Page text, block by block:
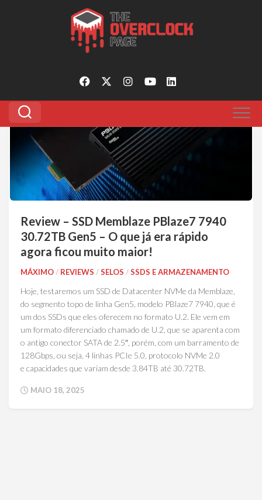
review memblaze 30.72TB
Review – SSD Memblaze PBlaze7 7940
30.72TB Gen5 – O que já era rápido
agora ficou muito maior!
MÁXIMO/ REVIEWS /SELOS /SSDS E ARMAZENAMENTO
Hoje, testaremos um SSD de Datacenter NVMe da Memblaze,
do segmento topo de linha Gen5, modelo PBlaze7 7940, que é
um dos SSDs que eles oferecem no formato U.2. Ele vem em
um formato diferenciado chamado de U.2, que se aparenta com
o antigo conector SATA de 2.5″, porém, com um barramento de
128Gbps, ou seja, 4 linhas PCIe 5.0, protocolo NVMe 2.0
e capacidades que variam desde 3.84TB até 30.72TB.
MAIO 18, 2025